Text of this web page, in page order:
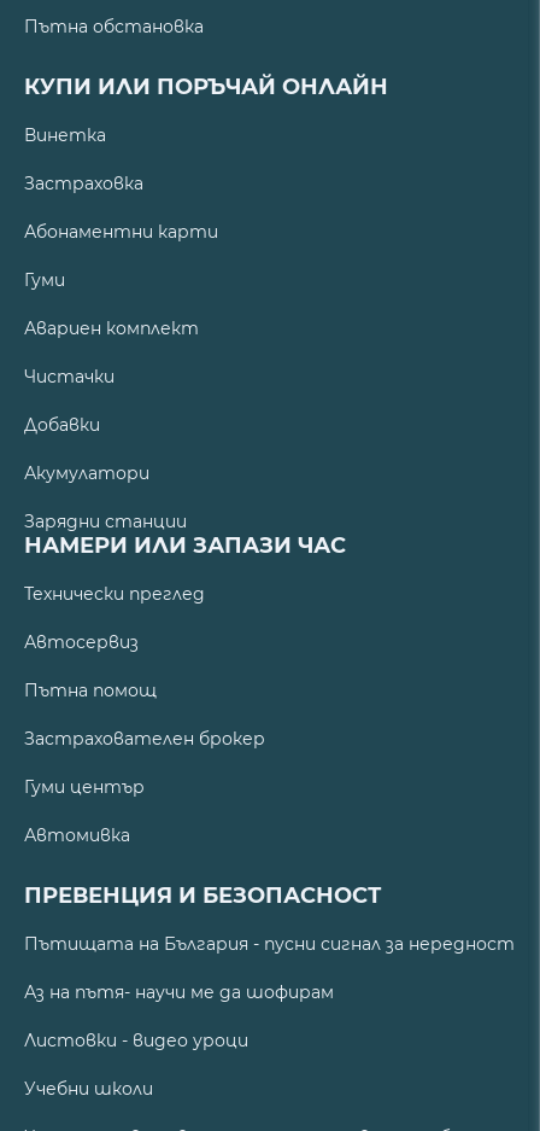
Пътна обстановка
КУПИ ИЛИ ПОРЪЧАЙ ОНЛАЙН
Винетка
Застраховка
Абонаментни карти
Гуми
Авариен комплект
Чистачки
Добавки
Акумулатори
Зарядни станции
НАМЕРИ ИЛИ ЗАПАЗИ ЧАС
Технически преглед
Автосервиз
Пътна помощ
Застрахователен брокер
Гуми център
Автомивка
ПРЕВЕНЦИЯ И БЕЗОПАСНОСТ
Пътищата на България - пусни сигнал за нередност
Аз на пътя- научи ме да шофирам
Листовки - видео уроци
Учебни школи